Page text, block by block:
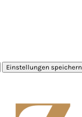
Einstellungen speichern